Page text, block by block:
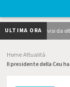
ULTIMA ORA
i due avvisi da oltre
HomeAttualità
Il presidente della Ceu